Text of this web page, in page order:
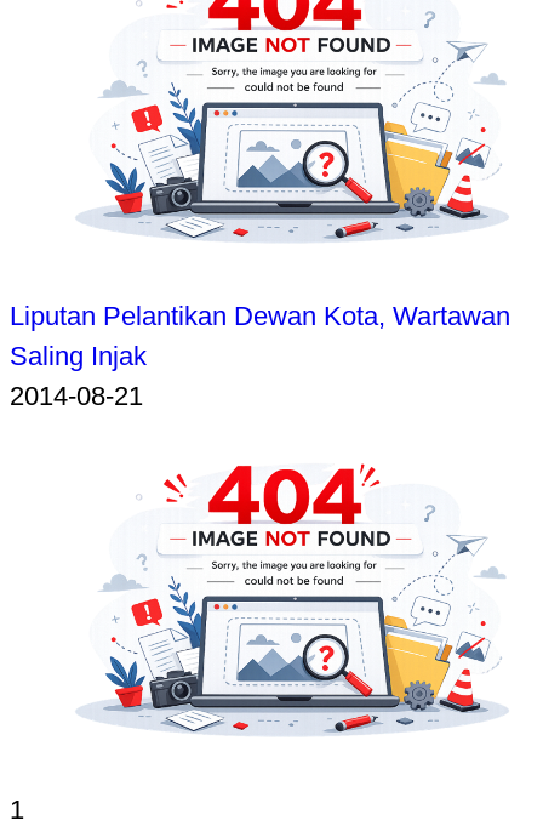
Liputan Pelantikan Dewan Kota, Wartawan
Saling Injak
2014-08-21
1